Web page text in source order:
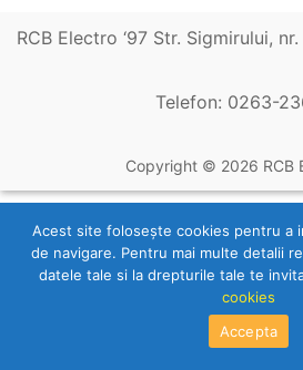
RCB Electro ‘97 Str. Sigmirului,
Telefon: 0263-
Copyright © 2026 RCB
Acest site foloseşte cookies pentru a
de navigare. Pentru mai multe detalii
datele tale si la drepturile tale te
cookies
Accepta